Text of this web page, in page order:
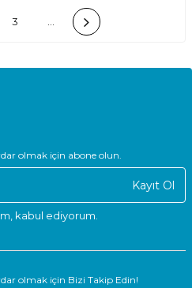
3
olmak için abone olun.
Kayıt Ol
kabul ediyorum.
olmak için Bizi Takip Edin!